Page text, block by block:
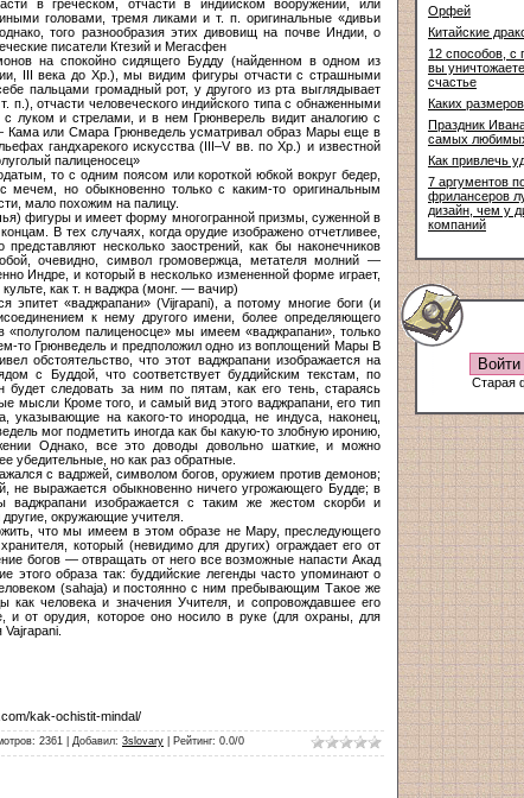
в греческом, отчасти в индийском вооружении, или
головами, тремя ликами и т. п. оригинальные «дивьи
того разнообразия этих дивовищ на почве Индии, о
писатели Ктезий и Мегасфен
на спокойно сидящего Будду (найденном в одном из
III века до Хр.), мы видим фигуры отчасти с страшными
пальцами громадный рот, у другого из рта выглядывает
п.), отчасти человеческого индийского типа с обнаженными
луком и стрелами, и в нем Грюнверель видит аналогию с
или Смара Грюнведель усматривал образ Мары еще в
гандхарекого искусства (III–V вв. по Хр.) и известной
палиценосец»
то с одним поясом или короткой юбкой вокруг бедер,
мечем, но обыкновенно только с каким-то оригинальным
мало похожим на палицу.
фигуры и имеет форму многогранной призмы, суженной в
В тех случаях, когда орудие изображено отчетливее,
несколько заострений, как бы наконечников
очевидно, символ громовержца, метателя молний —
Индре, и который в несколько измененной форме играет,
как т. н ваджра (монг. — вачир)
эпитет «ваджрапани» (Vijrapani), а потому многие боги (и
к нему другого имени, более определяющего
«полуголом палиценосце» мы имеем «ваджрапани», только
то Грюнведель и предположил одно из воплощений Мары В
обстоятельство, что этот ваджрапани изображается на
с Буддой, что соответствует буддийским текстам, по
следовать за ним по пятам, как его тень, стараясь
мысли Кроме того, и самый вид этого ваджрапани, его тип
указывающие на какого-то инородца, не индуса, наконец,
мог подметить иногда как бы какую-то злобную иронию,
Однако, все это доводы довольно шаткие, и можно
убедительные, но как раз обратные.
с вадржей, символом богов, оружием против демонов;
не выражается обыкновенно ничего угрожающего Будде; в
ваджрапани изображается с таким же жестом скорби и
другие, окружающие учителя.
что мы имеем в этом образе не Мару, преследующего
который (невидимо для других) ограждает его от
богов — отвращать от него все возможные напасти Акад
этого образа так: буддийские легенды часто упоминают о
(sahaja) и постоянно с ним пребывающим Такое же
как человека и значения Учителя, и сопровождавшее его
и от орудия, которое оно носило в руке (для охраны, для
kak-ochistit-mindal/
: 2361 Добавил: 3slovary Рейтинг: 0.0/0
Орфей
Китайские
12 способов,
вы
счастье
Каких
Праздник
самых
Как привлечь
7 аргументов
фрилансеров
дизайн, чем у
компаний
Старая